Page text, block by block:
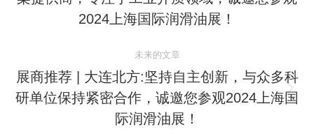
史
文
章：
2024上海国际润滑油展！
未来的文章
未
来
展商推荐 | 大连北方:坚持自主创新，与众多科
研单位保持紧密合作，诚邀您参观2024上海国
际润滑油展！